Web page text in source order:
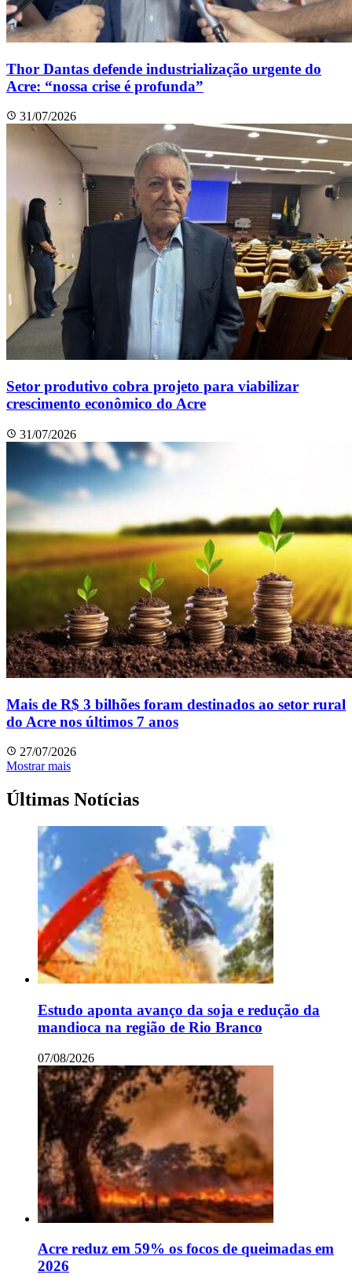
Thor Dantas defende industrialização urgente do
Acre: “nossa crise é profunda”
31/07/2026
Setor produtivo cobra projeto para viabilizar
crescimento econômico do Acre
31/07/2026
Mais de R$ 3 bilhões foram destinados ao setor rural
do Acre nos últimos 7 anos
27/07/2026
Mostrar mais
Últimas Notícias
Estudo aponta avanço da soja e redução da
mandioca na região de Rio Branco
07/08/2026
Acre reduz em 59% os focos de queimadas em
2026